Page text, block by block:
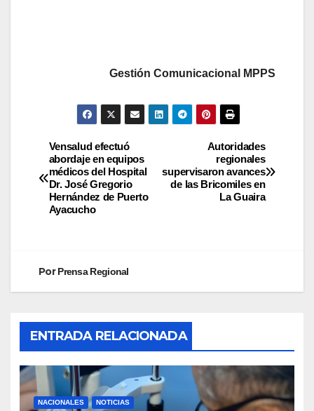
Gestión Comunicacional MPPS
Autoridades
regionales
supervisaron avances
de las Bricomiles en
La Guaira
Vensalud efectuó
abordaje en equipos
médicos del Hospital
Dr. José Gregorio
Hernández de Puerto
Ayacucho
PorPrensa Regional
ENTRADA RELACIONADA
NACIONALES NOTICIAS